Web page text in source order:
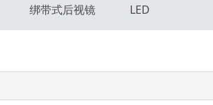
绑带式后视镜 LED